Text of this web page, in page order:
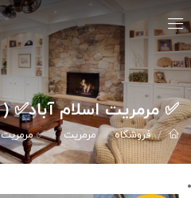
فروشگاه مرمریت ✅ مرمریت